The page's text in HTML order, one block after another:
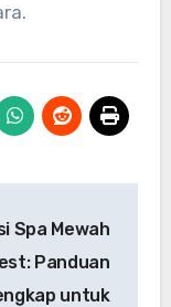
Spa Mewah
Panduan
untuk